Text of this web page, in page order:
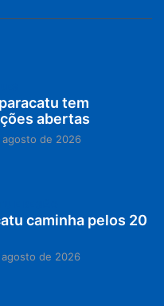
tem
abertas
de 2026
caminha pelos 20
de 2026